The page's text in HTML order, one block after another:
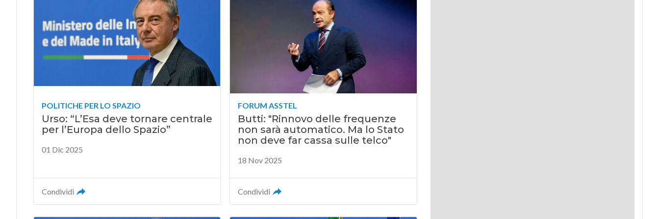
POLITICHE PER LO SPAZIO
Urso: “L’Esa deve tornare centrale
per l’Europa dello Spazio”
01 Dic 2025
Condividi
FORUM ASSTEL
Butti: "Rinnovo delle frequenze
non sarà automatico. Ma lo Stato
non deve far cassa sulle telco"
18 Nov 2025
Condividi